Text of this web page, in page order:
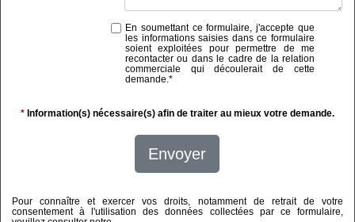
En soumettant ce formulaire, j'accepte que
les informations saisies dans ce formulaire
soient exploitées pour permettre de me
recontacter ou dans le cadre de la relation
commerciale qui découlerait de cette
demande.*
* Information(s) nécessaire(s) afin de traiter au mieux votre demande.
Envoyer
Pour connaître et exercer vos droits, notamment de retrait de votre
consentement à l'utilisation des données collectées par ce formulaire,